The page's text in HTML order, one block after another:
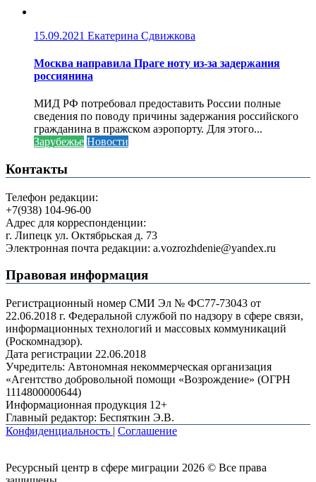
15.09.2021 Екатерина Сдвижкова
Москва направила Праге ноту из-за задержания
россиянина
МИД РФ потребовал предоставить России полные
сведения по поводу причины задержания российского
гражданина в пражском аэропорту. Для этого...
Зарубежье Новости
Контакты
Телефон редакции:
+7(938) 104-96-00
Адрес для корреспонденции:
г. Липецк ул. Октябрьская д. 73
Электронная почта редакции: a.vozrozhdenie@yandex.ru
Правовая информация
Регистрационный номер СМИ Эл № ФС77-73043 от
22.06.2018 г. Федеральной службой по надзору в сфере связи,
информационных технологий и массовых коммуникаций
(Роскомнадзор).
Дата регистрации 22.06.2018
Учредитель: Автономная некоммерческая организация
«Агентство добровольной помощи «Возрождение» (ОГРН
1114800000644)
Информационная продукция 12+
Главный редактор: Беспяткин Э.В.
Конфиденциальность | Соглашение
Ресурсный центр в сфере миграции 2026 © Все права